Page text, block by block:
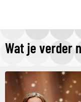
Wat je verder